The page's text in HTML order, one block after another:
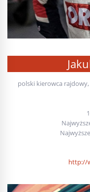
polski kierowca
http://